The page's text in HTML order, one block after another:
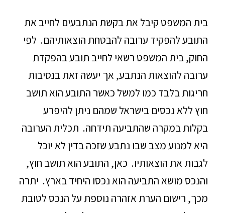
בית המשפט קיבל את בקשת הנתבעים לחייב את
התובע להפקיד ערובה להבטחת הוצאותיהם. לפי
החוק, בית המשפט רשאי לחייב תובע בהפקדת
ערובה להוצאות הנתבע, אך יעשה זאת בנסיבות
חריגות בלבד כמו למשל כאשר התובע הוא תושב
חוץ ללא נכסים בישראל שמהם ניתן להיפרע
בקלות במקרה שהתביעה תידחה. תכלית הערובה
היא למנוע מצב שבו נתבע שזכה בדין לא יוכל
לגבות את הוצאותיו. כאן, התובע הוא תושב חוץ,
והנכס מושא התביעה הוא נכסו היחיד בארץ. יתרה
מכך, רישום הערת אזהרה נוספת על הנכס לטובת